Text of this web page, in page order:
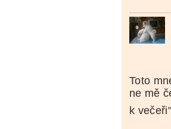
Toto
ne mě
k